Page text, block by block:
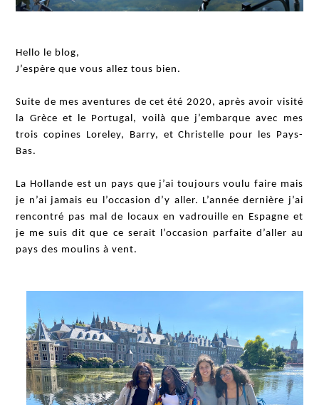
Hello le blog,
J’espère que vous allez tous bien.
Suite de mes aventures de cet été 2020, après avoir visité
la Grèce et le Portugal, voilà que j’embarque avec mes
trois copines Loreley, Barry, et Christelle pour les Pays-
Bas.
La Hollande est un pays que j’ai toujours voulu faire mais
je n’ai jamais eu l’occasion d’y aller. L’année dernière j’ai
rencontré pas mal de locaux en vadrouille en Espagne et
je me suis dit que ce serait l’occasion parfaite d’aller au
pays des moulins à vent.